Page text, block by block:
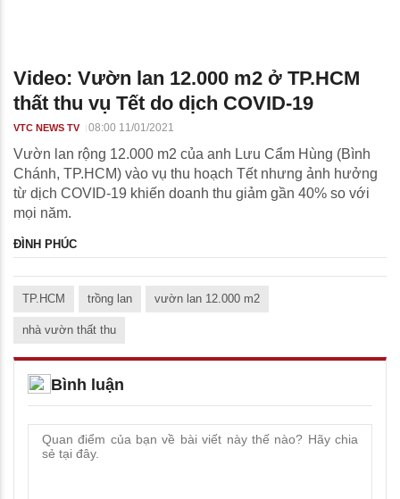
Video: Vườn lan 12.000 m2 ở TP.HCM
thất thu vụ Tết do dịch COVID-19
VTC NEWS TV 08:00 11/01/2021
Vườn lan rộng 12.000 m2 của anh Lưu Cẩm Hùng (Bình
Chánh, TP.HCM) vào vụ thu hoạch Tết nhưng ảnh hưởng
từ dịch COVID-19 khiến doanh thu giảm gần 40% so với
mọi năm.
ĐÌNH PHÚC
TP.HCM trồng lan vườn lan 12.000 m2
nhà vườn thất thu
Bình luận